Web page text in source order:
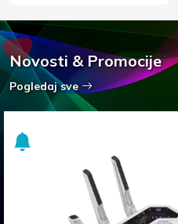
Novosti & Promocije
Pogledaj sve